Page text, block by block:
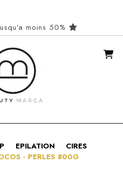
moins 50%
EPILATION
CIRES
- PERLES 800G